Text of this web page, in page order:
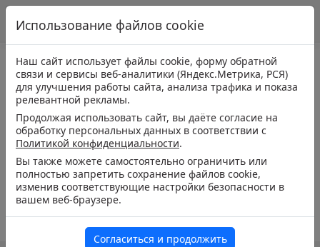
Использование файлов cookie
Наш сайт использует файлы cookie, форму обратной
связи и сервисы веб-аналитики (Яндекс.Метрика, РСЯ)
для улучшения работы сайта, анализа трафика и показа
релевантной рекламы.
Продолжая использовать сайт, вы даёте согласие на
обработку персональных данных в соответствии с
Политикой конфиденциальности.
Вы также можете самостоятельно ограничить или
полностью запретить сохранение файлов cookie,
изменив соответствующие настройки безопасности в
вашем веб-браузере.
Согласиться и продолжить